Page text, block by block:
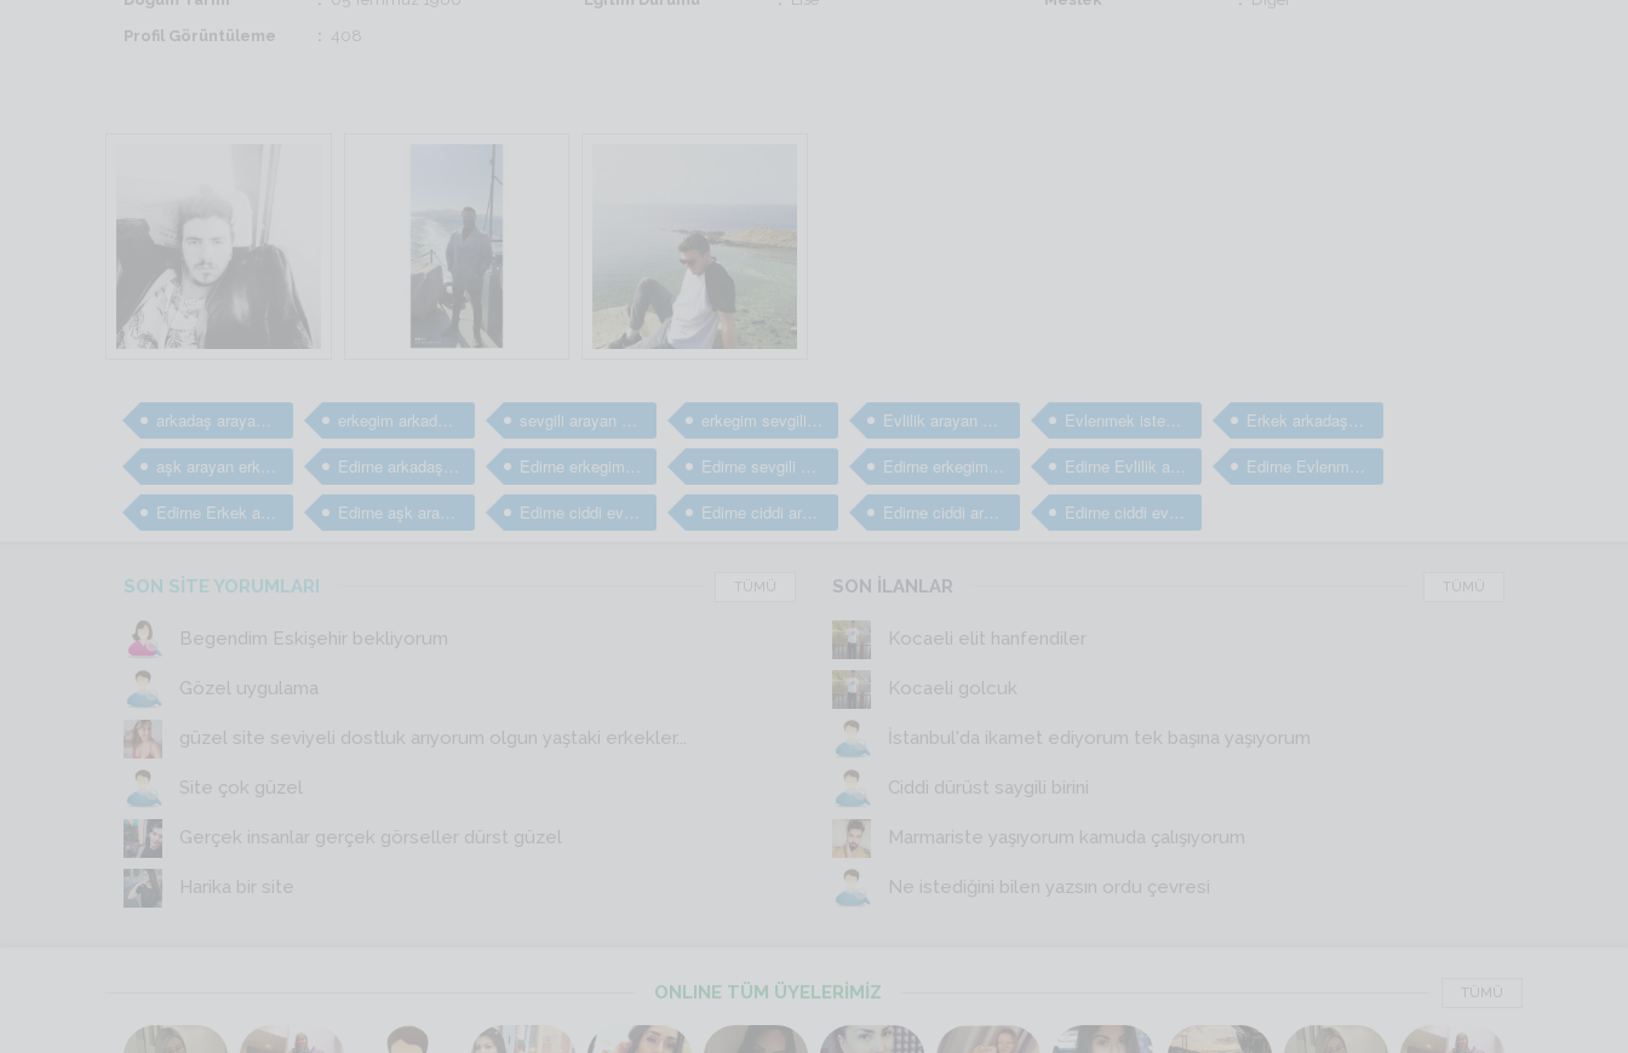
Profil Görüntüleme
408
arkadaş arayan erkekler erkegim arkadaş arıyorum sevgili arayan erkekler erkegim sevgili arıyorum Evlilik arayan bay ve erkekler Evlenmek isteyen bay ve erkekler Erkek arkadaş bulma sitesi
aşk arayan erkekler Edirne arkadaş arayan erkekler Edirne erkegim arkadaş arıyorum Edirne sevgili arayan erkekler Edirne erkegim sevgili arıyorum Edirne Evlilik arayan bay ve erkekler Edirne Evlenmek isteyen bay ve erkekler
Edirne Erkek arkadaş bulma sitesi Edirne aşk arayan erkekler Edirne ciddi evlilik arayan erkekler Edirne ciddi arkadaş arayan erkekler Edirne ciddi arkadaşlık sitesi Edirne ciddi evlilik sitesi
SON SİTE YORUMLARI TÜMÜ
Begendim Eskişehir bekliyorum
Gözel uygulama
güzel site seviyeli dostluk arıyorum olgun yaştaki erkekler...
Site çok güzel
Gerçek insanlar gerçek görseller dürst güzel
Harika bir site
SON İLANLAR TÜMÜ
Kocaeli elit hanfendiler
Kocaeli golcuk
İstanbul'da ikamet ediyorum tek başına yaşıyorum
Ciddi dürüst saygili birini
Marmariste yaşıyorum kamuda çalışıyorum
Ne istediğini bilen yazsın ordu çevresi
ONLINE TÜM ÜYELERİMİZ TÜMÜ